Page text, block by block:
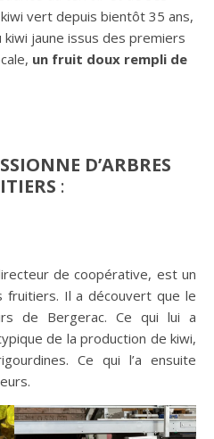
vert depuis bientôt 35 ans,
jaune issus des premiers
un fruit doux rempli de
D’ARBRES
:
de coopérative, est un
fruitiers. Il a découvert que le
de Bergerac. Ce qui lui a
de la production de kiwi,
Ce qui l’a ensuite